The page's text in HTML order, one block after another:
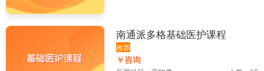
南通派多格基础医护课程
推荐
￥咨询